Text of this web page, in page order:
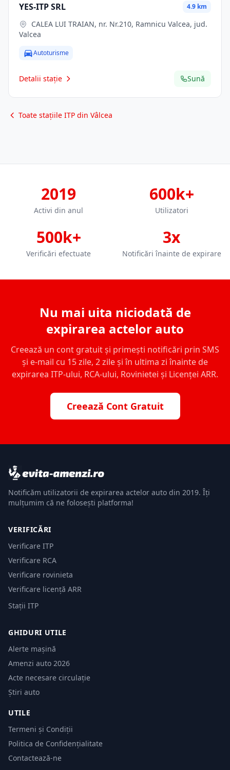
YES-ITP SRL 4.9 km
Valcea
Autoturisme
Detalii stație Sună
Toate stațiile ITP din Vâlcea
2019
Activi din anul
600k+
Utilizatori
500k+
Verificări efectuate
3x
Notificări înainte de expirare
Nu mai uita niciodată de
expirarea actelor auto
Creează un cont gratuit și primești notificări prin SMS
și e-mail cu 15 zile, 2 zile și în ultima zi înainte de
expirarea ITP-ului, RCA-ului, Rovinietei și Licenței ARR.
Creează Cont Gratuit
Notificăm utilizatorii de expirarea actelor auto din 2019. Îți
mulțumim că ne folosești platforma!
VERIFICĂRI
Verificare ITP
Verificare RCA
Verificare rovinieta
Verificare licență ARR
Stații ITP
GHIDURI UTILE
Alerte mașină
Amenzi auto 2026
Acte necesare circulație
Știri auto
UTILE
Termeni și Condiții
Politica de Confidențialitate
Contactează-ne